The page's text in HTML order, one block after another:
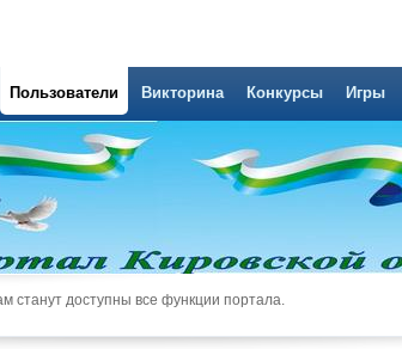
Пользователи Викторина Конкурсы Игры
станут доступны все функции портала.